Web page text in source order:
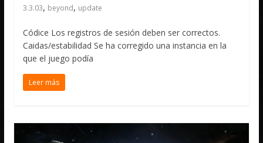
3.3.03, beyond, update
Códice Los registros de sesión deben ser correctos.
Caidas/estabilidad Se ha corregido una instancia en la
que el juego podía
Leer más